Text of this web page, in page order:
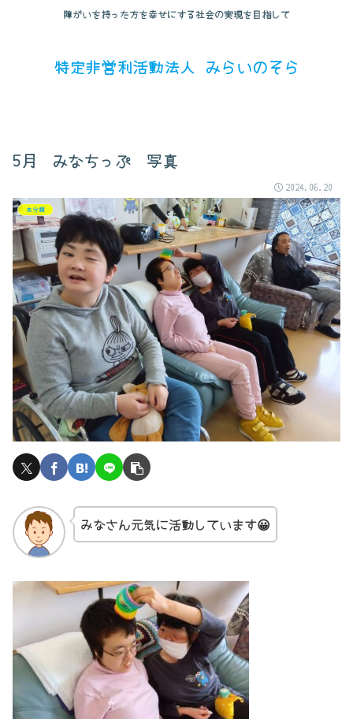
障がいを持った方を幸せにする社会の実現を目指して
特定非営利活動法人 みらいのそら
5月 みなちっぷ 写真
2024.06.20
未分類
みなさん元気に活動しています😀